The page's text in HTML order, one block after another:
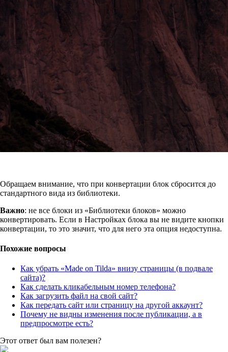
Обращаем внимание, что при конвертации блок сбросится до
стандартного вида из библиотеки.
Важно: не все блоки из «Библиотеки блоков» можно
конвертировать. Если в Настройках блока вы не видите кнопки
конвертации, то это значит, что для него эта опция недоступна.
Похожие вопросы
Как убрать «Made on Tilda» внизу страницы (в подвале
сайта)?
Как сделать кликабельным номер телефона?
Как загрузить файл на свой сайт?
Как передать сайт или страницу на другой аккаунт?
Почему не видны изменения после публикации, а в
предпросмотре есть?
Этот ответ был вам полезен?